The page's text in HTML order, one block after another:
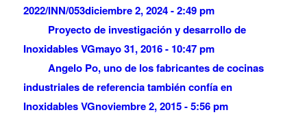
2022/INN/053diciembre 2, 2024 - 2:49 pm
Proyecto de investigación y desarrollo de
Inoxidables VGmayo 31, 2016 - 10:47 pm
Angelo Po, uno de los fabricantes de cocinas
industriales de referencia también confía en
Inoxidables VGnoviembre 2, 2015 - 5:56 pm